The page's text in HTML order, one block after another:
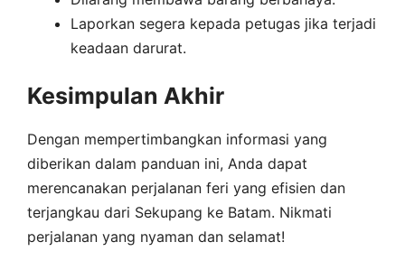
Laporkan segera kepada petugas jika terjadi
keadaan darurat.
Kesimpulan Akhir
Dengan mempertimbangkan informasi yang
diberikan dalam panduan ini, Anda dapat
merencanakan perjalanan feri yang efisien dan
terjangkau dari Sekupang ke Batam. Nikmati
perjalanan yang nyaman dan selamat!